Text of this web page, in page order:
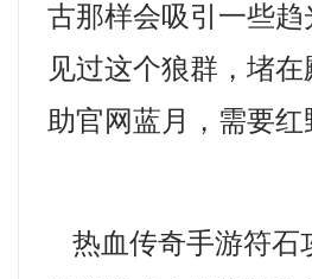
古那样会吸引一些
见过这个狼群，堵
助官网蓝月，需要
热血传奇手游符石